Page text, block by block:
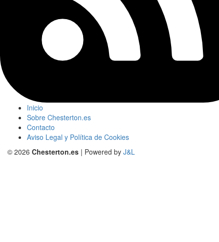
Inicio
Sobre Chesterton.es
Contacto
Aviso Legal y Política de Cookies
© 2026 Chesterton.es | Powered by J&L